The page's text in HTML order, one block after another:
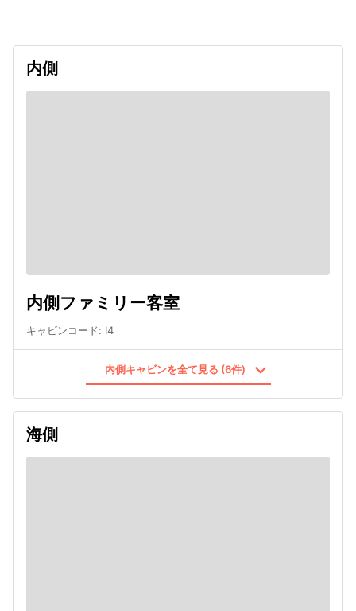
内側
内側ファミリー客室
キャビンコード: I4
内側キャビンを全て見る (6件)
海側